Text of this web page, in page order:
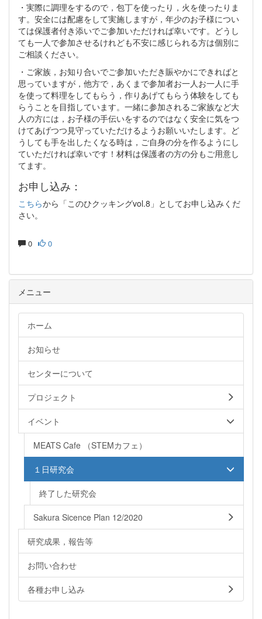
・実際に調理をするので，包丁を使ったり，火を使ったりま
す。安全には配慮をして実施しますが，年少のお子様につい
ては保護者付き添いでご参加いただければ幸いです。どうし
ても一人で参加させるけれども不安に感じられる方は個別に
ご相談ください。
・ご家族，お知り合いでご参加いただき賑やかにできればと
思っていますが，他方で，あくまで参加者お一人お一人に手
を使って料理をしてもらう，作りあげてもらう体験をしても
らうことを目指しています。一緒に参加されるご家族など大
人の方には，お子様の手伝いをするのではなく安全に気をつ
けてあげつつ見守っていただけるようお願いいたします。ど
うしても手を出したくなる時は，ご自身の分を作るようにし
ていただければ幸いです！材料は保護者の方の分もご用意し
てます。
お申し込み：
こちらから「このひクッキングvol.8」としてお申し込みくだ
さい。
0 0
メニュー
ホーム
お知らせ
センターについて
プロジェクト
イベント
MEATS Cafe （STEMカフェ）
１日研究会
終了した研究会
Sakura Sicence Plan 12/2020
研究成果，報告等
お問い合わせ
各種お申し込み